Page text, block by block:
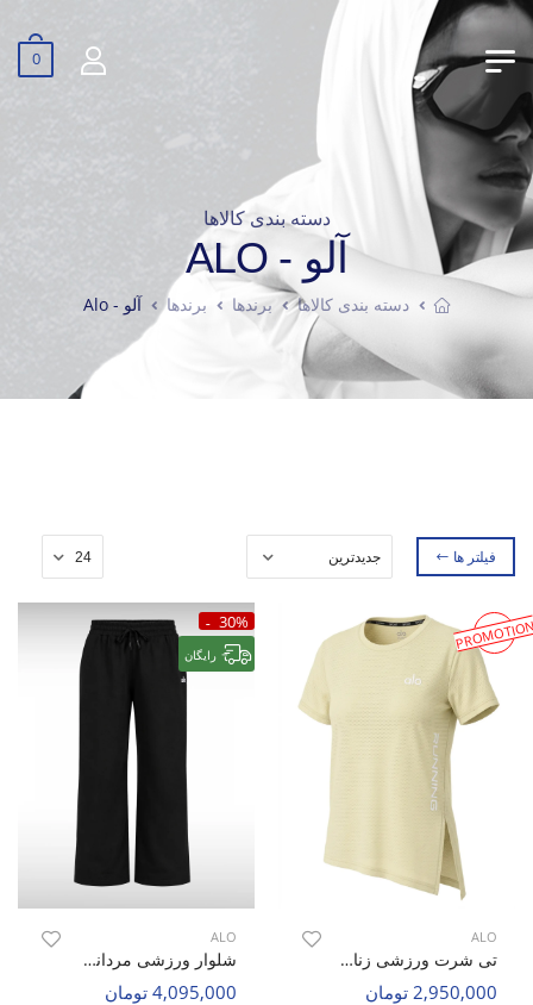
0
دسته بندی کالاها
آلو - ALO
دسته بندی کالاها برندها برندها آلو - Alo
فیلتر ها
ALO
تی شرت ورزشی زنانه الو Alo Movira W
2,950,000 تومان
30%
رایگان
ALO
شلوار ورزشی مردانه الو Alo Axis Fit M
4,095,000 تومان